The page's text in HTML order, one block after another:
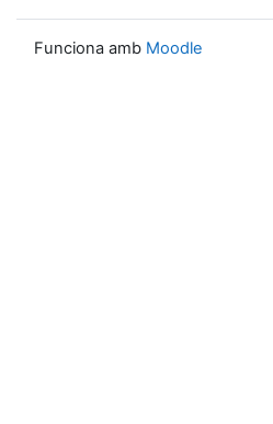
Funciona amb Moodle